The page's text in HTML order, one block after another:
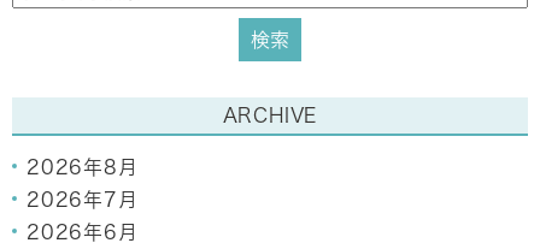
ARCHIVE
2026年8月
2026年7月
2026年6月